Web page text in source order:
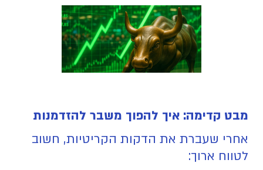
מבט קדימה: איך להפוך משבר להזדמנות
אחרי שעברת את הדקות הקריטיות, חשוב
לטווח ארוך: